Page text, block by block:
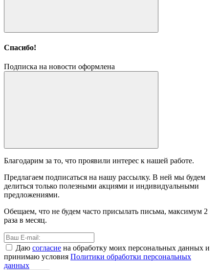
Спасибо!
Подписка на новости оформлена
Благодарим за то, что проявили интерес к нашей работе.
Предлагаем подписаться на нашу рассылку. В ней мы будем
делиться только полезными акциями и индивидуальными
предложениями.
Обещаем, что не будем часто присылать письма, максимум 2
раза в месяц.
Даю согласие на обработку моих персональных данных и
принимаю условия Политики обработки персональных
данных